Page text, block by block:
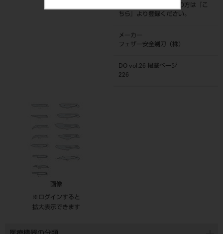
ネット会員登録がまだの方は『
こ
ちら
』より登録ください。
メーカー
フェザー安全剃刀（株）
DO vol.26 掲載ページ
226
画像
※ログインすると
拡大表示できます